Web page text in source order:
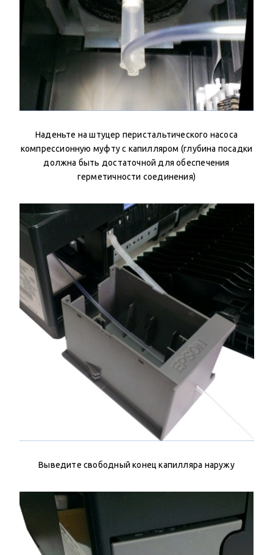
Наденьте на штуцер перистальтического насоса
компрессионную муфту с капилляром (глубина посадки
должна быть достаточной для обеспечения
герметичности соединения)
Выведите свободный конец капилляра наружу